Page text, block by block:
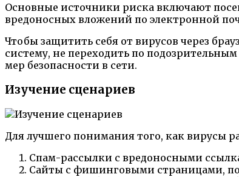
Основные источники риска включают
вредоносных вложений по электронной
Чтобы защитить себя от вирусов через
систему, не переходить по
мер безопасности в сети.
Изучение сценариев
Для лучшего понимания того, как вирусы
Спам-рассылки с вредоносными
Сайты с фишинговыми страницами,